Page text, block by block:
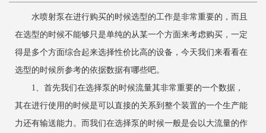
水喷射泵在进行购买的时候选型的工作是非常重要的，而且
在选型的时候不能够只是单纯的从某一个方面来考虑购买，一定
得是多个方面综合起来选择性价比高的设备，今天我们来看看在
选型的时候所参考的依据数据有哪些吧。
1、首先我们在选择泵的时候流量其非常重要的一个数据，
其在进行使用的时候是可以直接的关系到整个装置的一个生产能
力还有输送能力。而我们在选择泵的时候一般是会以大流量的作